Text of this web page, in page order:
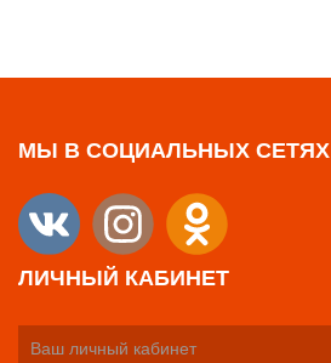
МЫ В СОЦИАЛЬНЫХ СЕТЯХ
ЛИЧНЫЙ КАБИНЕТ
Ваш личный кабинет